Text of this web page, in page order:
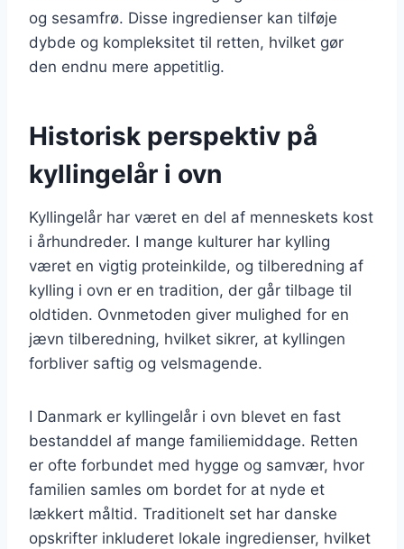
og sesamfrø. Disse ingredienser kan tilføje
dybde og kompleksitet til retten, hvilket gør
den endnu mere appetitlig.
Historisk perspektiv på
kyllingelår i ovn
Kyllingelår har været en del af menneskets kost
i århundreder. I mange kulturer har kylling
været en vigtig proteinkilde, og tilberedning af
kylling i ovn er en tradition, der går tilbage til
oldtiden. Ovnmetoden giver mulighed for en
jævn tilberedning, hvilket sikrer, at kyllingen
forbliver saftig og velsmagende.
I Danmark er kyllingelår i ovn blevet en fast
bestanddel af mange familiemiddage. Retten
er ofte forbundet med hygge og samvær, hvor
familien samles om bordet for at nyde et
lækkert måltid. Traditionelt set har danske
opskrifter inkluderet lokale ingredienser, hvilket